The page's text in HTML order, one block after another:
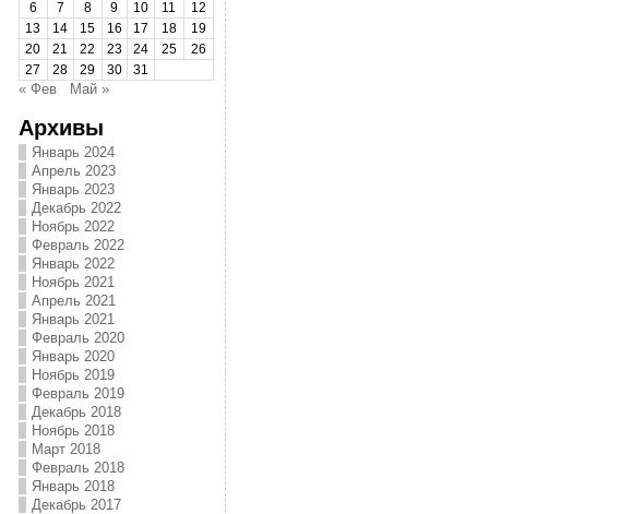
6
7 8 9 10 11
12
13
14 15 16 17 18
19
20
21 22 23 24 25
26
27
28 29 30 31
« Фев Май »
Архивы
Январь 2024
Апрель 2023
Январь 2023
Декабрь 2022
Ноябрь 2022
Февраль 2022
Январь 2022
Ноябрь 2021
Апрель 2021
Январь 2021
Февраль 2020
Январь 2020
Ноябрь 2019
Февраль 2019
Декабрь 2018
Ноябрь 2018
Март 2018
Февраль 2018
Январь 2018
Декабрь 2017